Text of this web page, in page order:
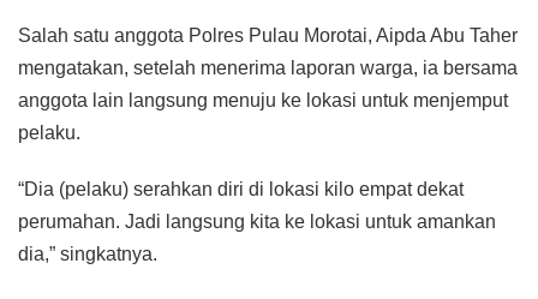
Salah satu anggota Polres Pulau Morotai, Aipda Abu Taher
mengatakan, setelah menerima laporan warga, ia bersama
anggota lain langsung menuju ke lokasi untuk menjemput
pelaku.
“Dia (pelaku) serahkan diri di lokasi kilo empat dekat
perumahan. Jadi langsung kita ke lokasi untuk amankan
dia,” singkatnya.